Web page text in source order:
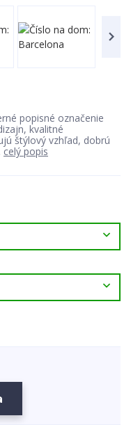
popisné označenie
kvalitné
štýlový vzhľad, dobrú
celý popis